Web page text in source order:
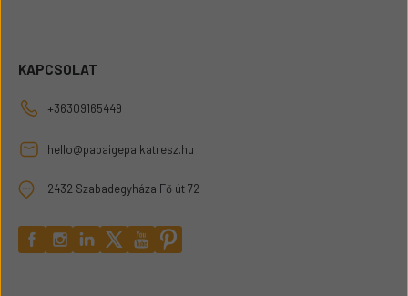
KAPCSOLAT
+36309165449
hello@papaigepalkatresz.hu
2432 Szabadegyháza Fő út 72